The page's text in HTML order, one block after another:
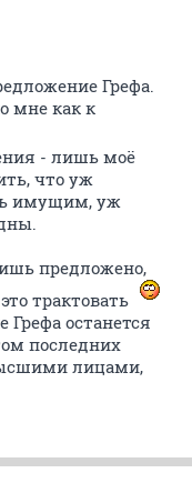
Грефа.
мне как к
- лишь моё
что уж
имущим, уж
предложено,
трактовать
останется
последних
лицами,